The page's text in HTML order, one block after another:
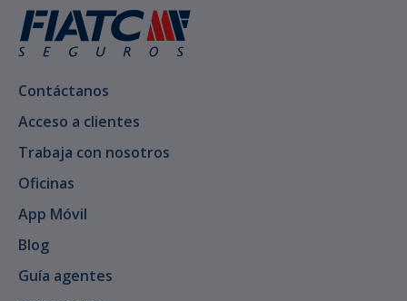
Contáctanos
Acceso a clientes
Trabaja con nosotros
Oficinas
App Móvil
Blog
Guía agentes